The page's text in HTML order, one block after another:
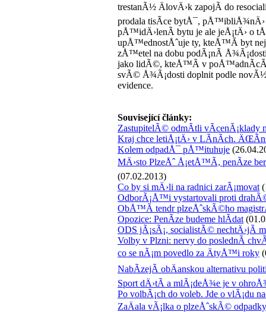
trestanÃ½ ÄlovÄ›k zapojÃ­ do
prodala tisÃ­ce bytÅ¯, pÅ™ibliÅ¾nÄ›
pÅ™idÄ›lenÃ­ bytu je ale jeÅ¡tÄ› o
upÅ™ednostÅˆuje ty, kteÅ™Ã­ byt
zÅ™etel na dobu podÃ¡nÃ­
jako lidÃ©, kteÅ™Ã­ v
svÃ© Å¾Ã¡dosti doplnit podle
evidence.
Související články:
ZastupitelÃ© odmÃ­tli vÃ­cenÃ¡klady
Kraj chce letiÅ¡tÄ› v LÃ­nÃ­ch.
Kolem odpadÅ¯ pÅ™ituhuje
MÄ›sto PlzeÅˆ Å¡etÅ™Ã­, penÃ­ze
(07.02.2013)
Co by si mÄ›li na radnici zarÃ¡movat
OdborÃ¡Å™i vystartovali proti
ObÅ™Ã­ tendr plzeÅˆskÃ©ho
Opozice: PenÃ­ze budeme hlÃ­dat
ODS jÃ¡sÃ¡, socialistÃ© nechtÄ›jÃ­
Volby v Plzni: nervy do poslednÃ­
co se nÃ¡m povedlo za ÄtyÅ™i roky
NabÃ­zejÃ­ obÄanskou alternativu
Sport dÄ›tÃ­ a mlÃ¡deÅ¾e je v
Po volbÃ¡ch do voleb. Jde o vlÃ¡du
ZaÄala vÃ¡lka o plzeÅˆskÃ© odpadky